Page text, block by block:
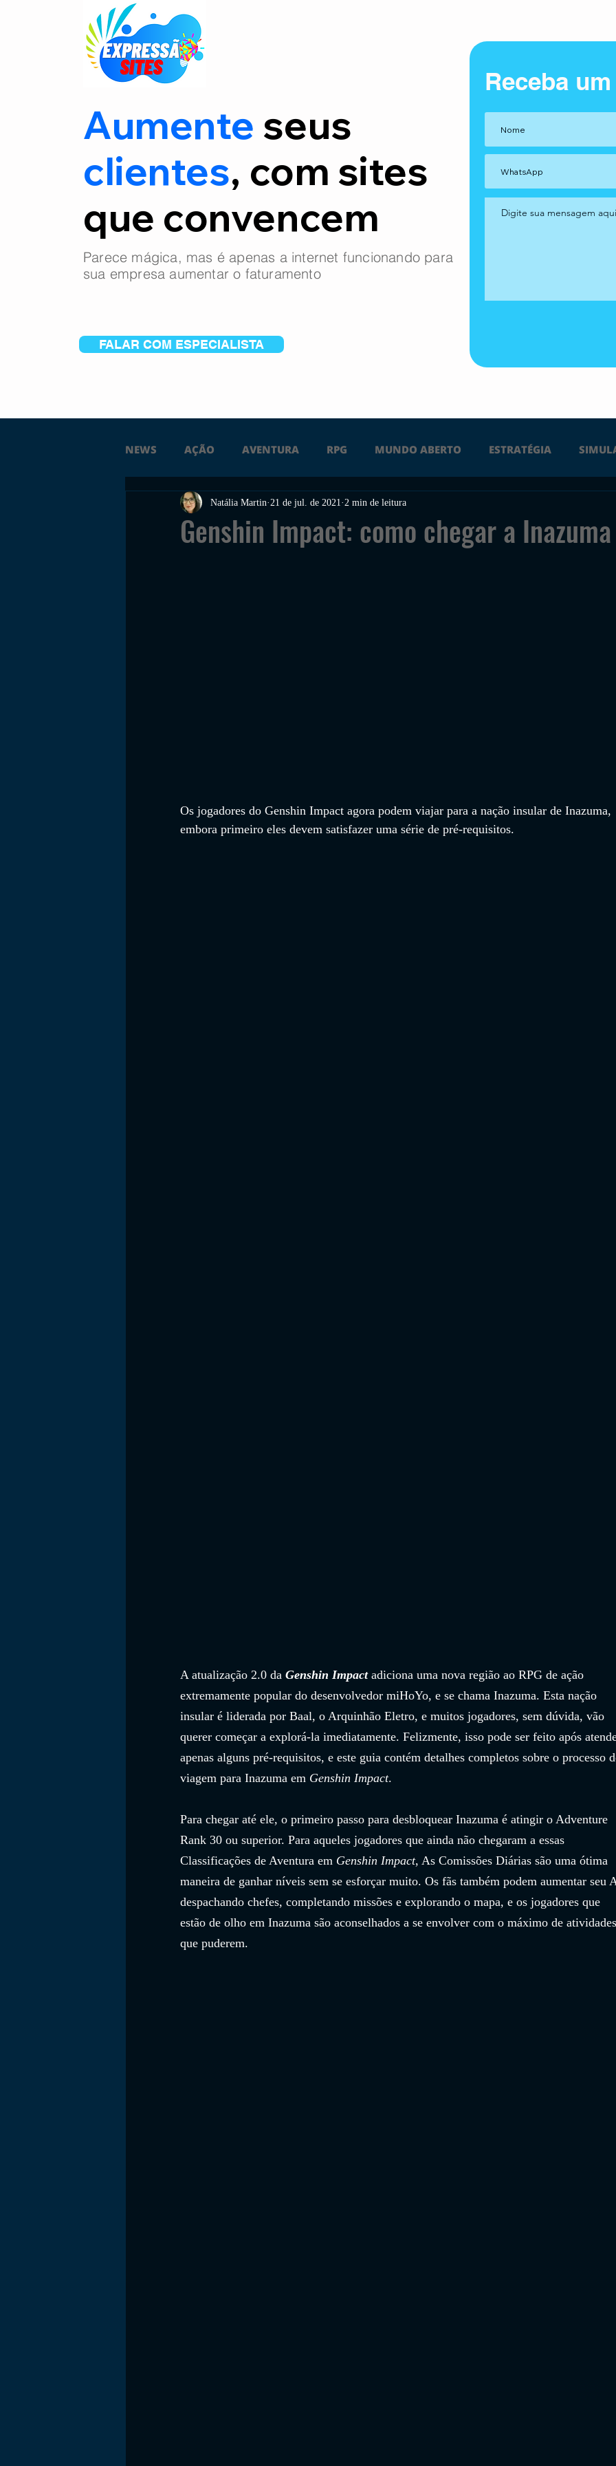
Aumente seus
clientes, com sites
que convencem
Parece mágica, mas é apenas a internet funcionando para
sua empresa aumentar o faturamento
FALAR COM ESPECIALISTA
Receba
NEWS AÇÃO AVENTURA RPG MUNDO ABERTO ESTRATÉGIA
FICÇÃO TERROR PC PS4 PS5
Genshin Impact: como chegar a Inazuma
Natália Martin 21 de jul. de 2021 2 min de leitura
Os jogadores do Genshin Impact agora podem viajar para a nação insular de Inazuma,
embora primeiro eles devem satisfazer uma série de pré-requisitos.
A atualização 2.0 da Genshin Impact adiciona uma nova região ao RPG de ação
extremamente popular do desenvolvedor miHoYo, e se chama Inazuma. Esta nação
insular é liderada por Baal, o Arquinhão Eletro, e muitos jogadores, sem dúvida, vão
querer começar a explorá-la imediatamente. Felizmente, isso pode ser feito após
apenas alguns pré-requisitos, e este guia contém detalhes completos sobre o processo
viagem para Inazuma em Genshin Impact.
Para chegar até ele, o primeiro passo para desbloquear Inazuma é atingir o Adventure
Rank 30 ou superior. Para aqueles jogadores que ainda não chegaram a essas
Classificações de Aventura em Genshin Impact, As Comissões Diárias são uma ótima
maneira de ganhar níveis sem se esforçar muito. Os fãs também podem aumentar seu
despachando chefes, completando missões e explorando o mapa, e os jogadores que
estão de olho em Inazuma são aconselhados a se envolver com o máximo de
que puderem.